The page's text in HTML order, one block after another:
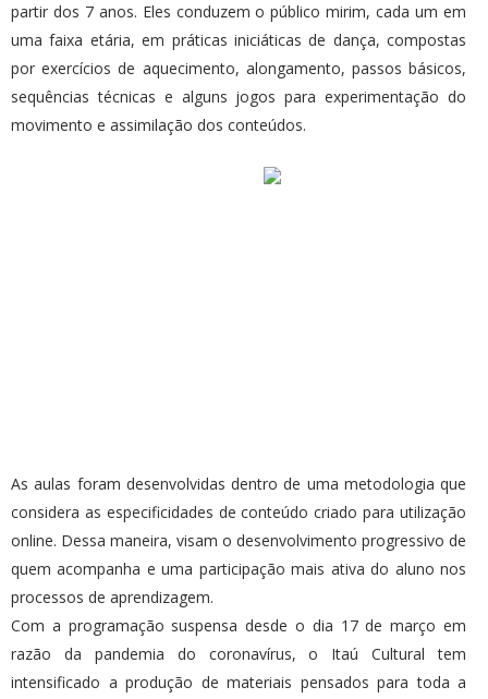
partir dos 7 anos. Eles conduzem o público mirim, cada um em
uma faixa etária, em práticas iniciáticas de dança, compostas
por exercícios de aquecimento, alongamento, passos básicos,
sequências técnicas e alguns jogos para experimentação do
movimento e assimilação dos conteúdos.
As aulas foram desenvolvidas dentro de uma metodologia que
considera as especificidades de conteúdo criado para utilização
online. Dessa maneira, visam o desenvolvimento progressivo de
quem acompanha e uma participação mais ativa do aluno nos
processos de aprendizagem.
Com a programação suspensa desde o dia 17 de março em
razão da pandemia do coronavírus, o Itaú Cultural tem
intensificado a produção de materiais pensados para toda a